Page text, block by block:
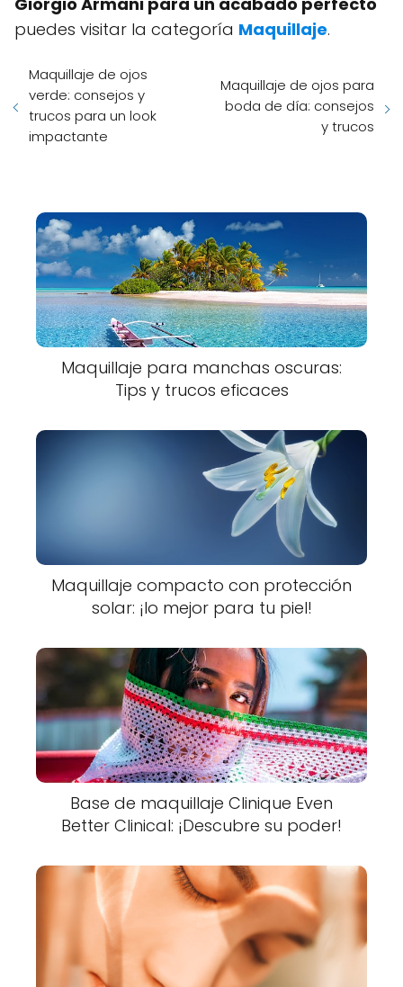
puedes visitar la categoría Maquillaje.
Maquillaje de ojos
verde: consejos y
trucos para un look
impactante
Maquillaje de ojos para
boda de día: consejos
y trucos
Maquillaje para manchas oscuras:
Tips y trucos eficaces
Maquillaje compacto con protección
solar: ¡lo mejor para tu piel!
Base de maquillaje Clinique Even
Better Clinical: ¡Descubre su poder!